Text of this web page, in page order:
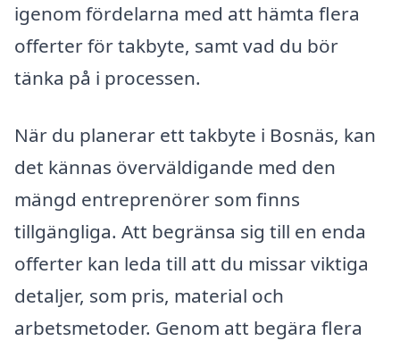
igenom fördelarna med att hämta flera
offerter för takbyte, samt vad du bör
tänka på i processen.
När du planerar ett takbyte i Bosnäs, kan
det kännas överväldigande med den
mängd entreprenörer som finns
tillgängliga. Att begränsa sig till en enda
offerter kan leda till att du missar viktiga
detaljer, som pris, material och
arbetsmetoder. Genom att begära flera